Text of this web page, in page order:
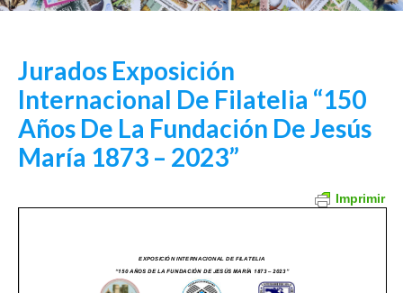
Jurados Exposición
Internacional De Filatelia “150
Años De La Fundación De Jesús
María 1873 – 2023”
Imprimir